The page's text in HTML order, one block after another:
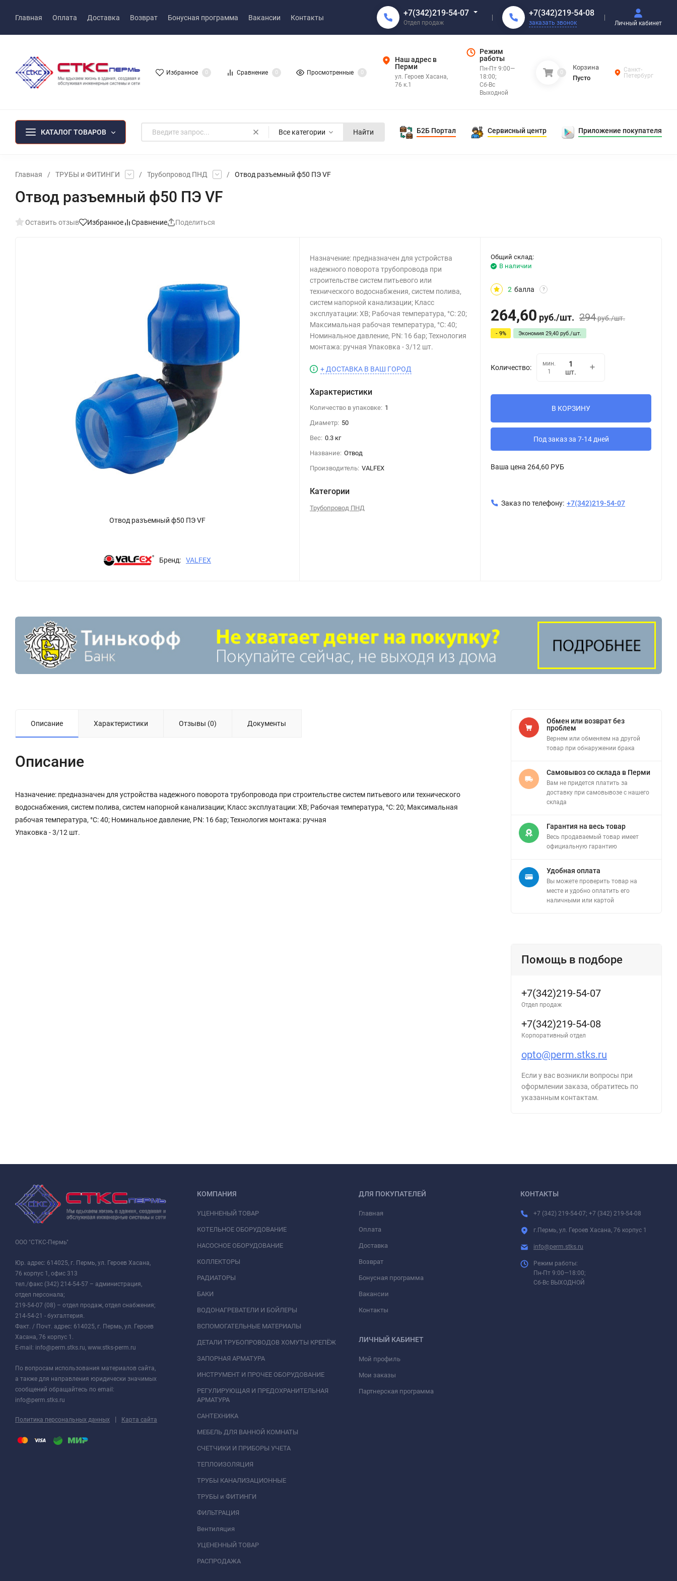
Главная Оплата Доставка Возврат Бонусная программа Вакансии Контакты +7(342)219-54-07
Отдел продаж
+7(342)219-54-08
заказать звонок Личный кабинет
Избранное 0 Сравнение 0 Просмотренные 0
Наш адрес в
Перми
ул. Героев Хасана,
76 к.1
Режим
работы
Пн-Пт 9:00—
18:00;
Сб-Вс
Выходной
0
Корзина
Пусто
Санкт-
Петербург
КАТАЛОГ ТОВАРОВ Все категории Найти Б2Б Портал Сервисный центр Приложение покупателя
Главная / ТРУБЫ и ФИТИНГИ / Трубопровод ПНД / Отвод разъемный ф50 ПЭ VF
Отвод разъемный ф50 ПЭ VF
Оставить отзыв Избранное Сравнение Поделиться
Отвод разъемный ф50 ПЭ VF
Бренд: VALFEX
Назначение: предназначен для устройства
надежного поворота трубопровода при
строительстве систем питьевого или
технического водоснабжения, систем полива,
систем напорной канализации; Класс
эксплуатации: ХВ; Рабочая температура, °С: 20;
Максимальная рабочая температура, °С: 40;
Номинальное давление, PN: 16 бар; Технология
монтажа: ручная Упаковка - 3/12 шт.
+ ДОСТАВКА В ВАШ ГОРОД
Характеристики
Количество в упаковке: 1
Диаметр: 50
Вес: 0.3 кг
Название: Отвод
Производитель: VALFEX
Категории
Трубопровод ПНД
Общий склад:
В наличии
2 балла ?
264,60 руб./шт. 294руб./шт.
- 9% Экономия29,40 руб. /шт.
Количество:
мин.
1
шт.
В КОРЗИНУ
Под заказ за 7-14 дней
Ваша цена264,60 РУБ
Заказ по телефону: +7(342)219-54-07
Описание Характеристики Отзывы (0) Документы
Описание
Назначение: предназначен для устройства надежного поворота трубопровода при строительстве систем питьевого или технического
водоснабжения, систем полива, систем напорной канализации; Класс эксплуатации: ХВ; Рабочая температура, °С: 20; Максимальная
рабочая температура, °С: 40; Номинальное давление, PN: 16 бар; Технология монтажа: ручная
Упаковка - 3/12 шт.
Обмен или возврат без
проблем
Вернем или обменяем на другой
товар при обнаружении брака
Самовывоз со склада в Перми
Вам не придется платить за
доставку при самовывозе с нашего
склада
Гарантия на весь товар
Весь продаваемый товар имеет
официальную гарантию
Удобная оплата
Вы можете проверить товар на
месте и удобно оплатить его
наличными или картой
Помощь в подборе
+7(342)219-54-07
Отдел продаж
+7(342)219-54-08
Корпоративный отдел
opto@perm.stks.ru
Если у вас возникли вопросы при
оформлении заказа, обратитесь по
указанным контактам.
ООО "СТКС-Пермь"
Юр. адрес: 614025, г. Пермь, ул. Героев Хасана,
76 корпус 1, офис 313
тел./факс (342) 214-54-57 – администрация,
отдел персонала;
219-54-07 (08) – отдел продаж, отдел снабжения;
214-54-21 - бухгалтерия.
Факт. / Почт. адрес: 614025, г. Пермь, ул. Героев
Хасана, 76 корпус 1.
E-mail: info@perm.stks.ru, www.stks-perm.ru
По вопросам использования материалов сайта,
а также для направления юридически значимых
сообщений обращайтесь по email:
info@perm.stks.ru
Политика персональных данных | Карта сайта
КОМПАНИЯ
УЦЕННЕНЫЙ ТОВАР
КОТЕЛЬНОЕ ОБОРУДОВАНИЕ
НАСОСНОЕ ОБОРУДОВАНИЕ
КОЛЛЕКТОРЫ
РАДИАТОРЫ
БАКИ
ВОДОНАГРЕВАТЕЛИ И БОЙЛЕРЫ
ВСПОМОГАТЕЛЬНЫЕ МАТЕРИАЛЫ
ДЕТАЛИ ТРУБОПРОВОДОВ ХОМУТЫ КРЕПЁЖ
ЗАПОРНАЯ АРМАТУРА
ИНСТРУМЕНТ И ПРОЧЕЕ ОБОРУДОВАНИЕ
РЕГУЛИРУЮЩАЯ И ПРЕДОХРАНИТЕЛЬНАЯ
АРМАТУРА
САНТЕХНИКА
МЕБЕЛЬ ДЛЯ ВАННОЙ КОМНАТЫ
СЧЕТЧИКИ И ПРИБОРЫ УЧЕТА
ТЕПЛОИЗОЛЯЦИЯ
ТРУБЫ КАНАЛИЗАЦИОННЫЕ
ТРУБЫ и ФИТИНГИ
ФИЛЬТРАЦИЯ
Вентиляция
УЦЕНЕННЫЙ ТОВАР
РАСПРОДАЖА
ДЛЯ ПОКУПАТЕЛЕЙ
Главная
Оплата
Доставка
Возврат
Бонусная программа
Вакансии
Контакты
ЛИЧНЫЙ КАБИНЕТ
Мой профиль
Мои заказы
Партнерская программа
КОНТАКТЫ
+7 (342) 219-54-07; +7 (342) 219-54-08
г.Пермь, ул. Героев Хасана, 76 корпус 1
info@perm.stks.ru
Режим работы:
Пн-Пт 9:00—18:00;
Сб-Вс ВЫХОДНОЙ